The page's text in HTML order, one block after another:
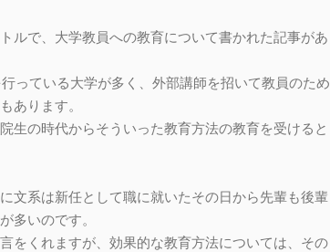
ルで、大学教員への教育について書かれた記事があ
っている大学が多く、外部講師を招いて教員のため
あります。
生の時代からそういった教育方法の教育を受けると
文系は新任として職に就いたその日から先輩も後輩
多いのです。
をくれますが、効果的な教育方法については、その